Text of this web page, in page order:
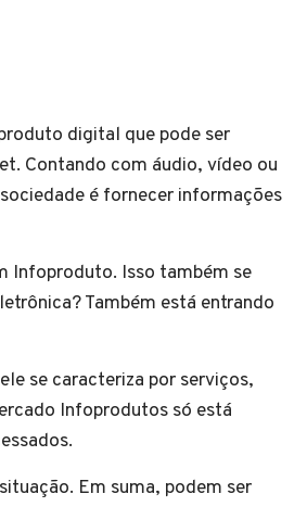
digital que pode ser
Contando com áudio, vídeo ou
é fornecer informações
Infoproduto. Isso também se
Também está entrando
se caracteriza por serviços,
Infoprodutos só está
Em suma, podem ser